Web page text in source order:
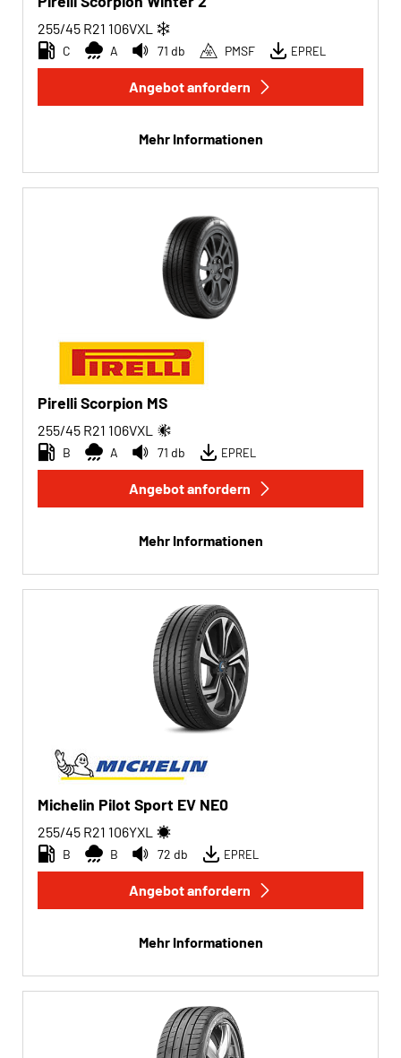
255/45 R21 106VXL
C A 71 db PMSF EPREL
Angebot anfordern
Mehr Informationen
Pirelli Scorpion MS
255/45 R21 106VXL
B A 71 db EPREL
Angebot anfordern
Mehr Informationen
Michelin Pilot Sport EV NE0
255/45 R21 106YXL
B B 72 db EPREL
Angebot anfordern
Mehr Informationen